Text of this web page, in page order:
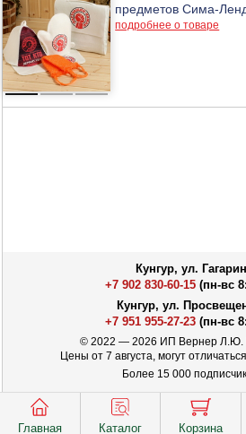
Главная Каталог Корзина
предметов Сима-
подробнее о товаре
Кунгур, ул.
+7 902 830-60-15 (пн-вс
Кунгур, ул.
+7 951 955-27-23 (пн-вс
© 2022 — 2026 ИП Вернер Л.Ю.
Цены от 7 августа, могут
Более 15 000